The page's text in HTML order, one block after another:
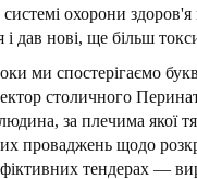
системі охорони
і дав нові, ще більш
ми спостерігаємо
столичного
за плечима якої
проваджень щодо
тендерах —